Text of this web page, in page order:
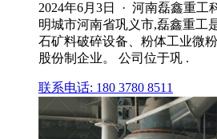
2024年6月3日 · 河南磊鑫重工
明城市河南省巩义市,磊鑫重工
石矿料破碎设备、粉体工业微
股份制企业。 公司位于巩 .
联系电话: 180 3780 8511